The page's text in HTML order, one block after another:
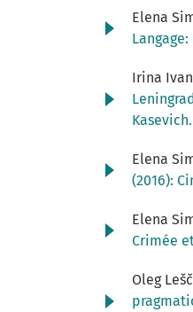
Elena
Irina
Kasevich.
Elena
(2016):
Elena
Crimée
Oleg